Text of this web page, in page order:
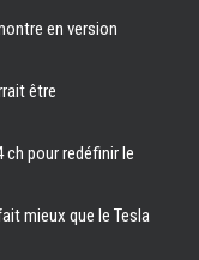
en version
être
ch pour redéfinir le
mieux que le Tesla